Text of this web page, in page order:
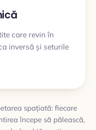
care revin în
inversă și seturile
spațiată: fiecare
începe să pălească,